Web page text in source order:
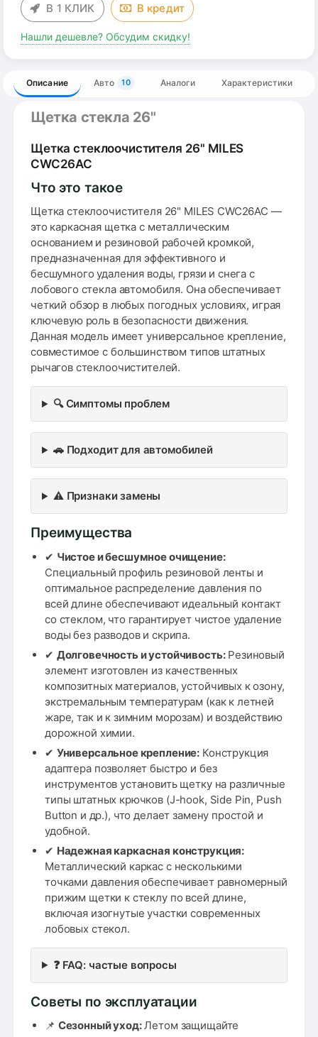
В 1 КЛИК В кредит
Нашли дешевле? Обсудим скидку!
Описание Авто 10 Аналоги Характеристики
Щетка стекла 26"
Щетка стеклоочистителя 26" MILES
CWC26AC
Что это такое
Щетка стеклоочистителя 26" MILES CWC26AC —
это каркасная щетка с металлическим
основанием и резиновой рабочей кромкой,
предназначенная для эффективного и
бесшумного удаления воды, грязи и снега с
лобового стекла автомобиля. Она обеспечивает
четкий обзор в любых погодных условиях, играя
ключевую роль в безопасности движения.
Данная модель имеет универсальное крепление,
совместимое с большинством типов штатных
рычагов стеклоочистителей.
🔍 Симптомы проблем
🚗 Подходит для автомобилей
⚠️ Признаки замены
Преимущества
✔ Чистое и бесшумное очищение:
Специальный профиль резиновой ленты и
оптимальное распределение давления по
всей длине обеспечивают идеальный контакт
со стеклом, что гарантирует чистое удаление
воды без разводов и скрипа.
✔ Долговечность и устойчивость:Резиновый
элемент изготовлен из качественных
композитных материалов, устойчивых к озону,
экстремальным температурам (как к летней
жаре, так и к зимним морозам) и воздействию
дорожной химии.
✔ Универсальное крепление: Конструкция
адаптера позволяет быстро и без
инструментов установить щетку на различные
типы штатных крючков (J-hook, Side Pin, Push
Button и др.), что делает замену простой и
удобной.
✔ Надежная каркасная конструкция:
Металлический каркас с несколькими
точками давления обеспечивает равномерный
прижим щетки к стеклу по всей длине,
включая изогнутые участки современных
лобовых стекол.
❓ FAQ: частые вопросы
Советы по эксплуатации
📌 Сезонный уход:Летом защищайте